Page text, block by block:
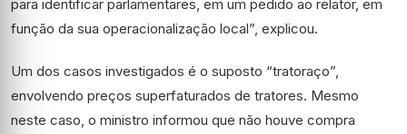
para identificar parlamentares, em um pedido ao relator, em
função da sua operacionalização local”, explicou.
Um dos casos investigados é o suposto “tratoraço”,
envolvendo preços superfaturados de tratores. Mesmo
neste caso, o ministro informou que não houve compra